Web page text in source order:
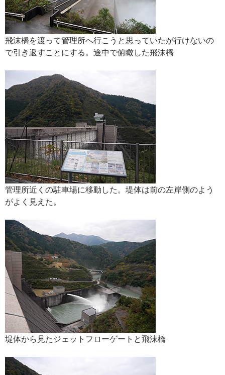
飛沫橋を渡って管理所へ行こうと思っていたが行けないの
で引き返すことにする。途中で俯瞰した飛沫橋
管理所近くの駐車場に移動した。堤体は前の左岸側のよう
がよく見えた。
堤体から見たジェットフローゲートと飛沫橋